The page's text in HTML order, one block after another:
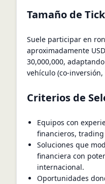
Tamaño de
Suele participar en
aproximadamente
30,000,000,
vehículo (co-inversión,
Criterios de
Equipos con
financieros,
Soluciones que
financiera con
internacional.
Oportunidades